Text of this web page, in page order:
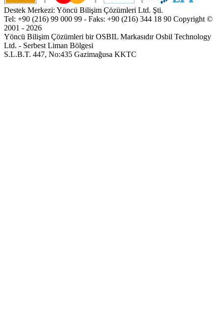
Destek Merkezi: Yöncü Bilişim Çözümleri Ltd. Şti.
Tel: +90 (216) 99 000 99 - Faks: +90 (216) 344 18 90 Copyright ©
2001 - 2026
Yöncü Bilişim Çözümleri bir OSBIL Markasıdır Osbil Technology
Ltd. - Serbest Liman Bölgesi
S.L.B.T. 447, No:435 Gazimağusa KKTC